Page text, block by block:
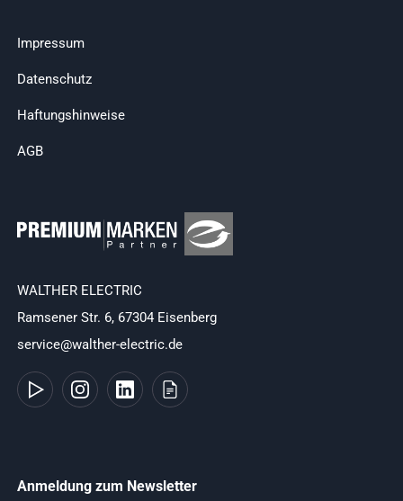
Impressum
Datenschutz
Haftungshinweise
AGB
WALTHER ELECTRIC
Ramsener Str. 6, 67304 Eisenberg
service@walther-electric.de
Anmeldung zum Newsletter